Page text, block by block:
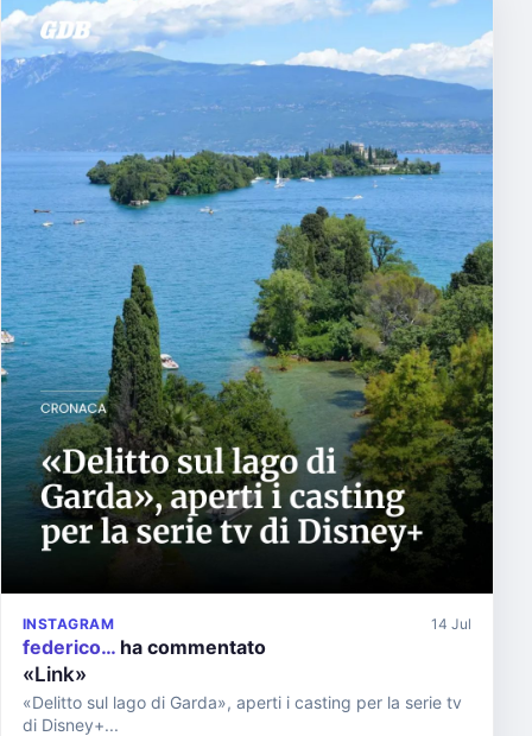
INSTAGRAM 14 Jul
federico… ha commentato
«Link»
«Delitto sul lago di Garda», aperti i casting per la serie tv
di Disney+...